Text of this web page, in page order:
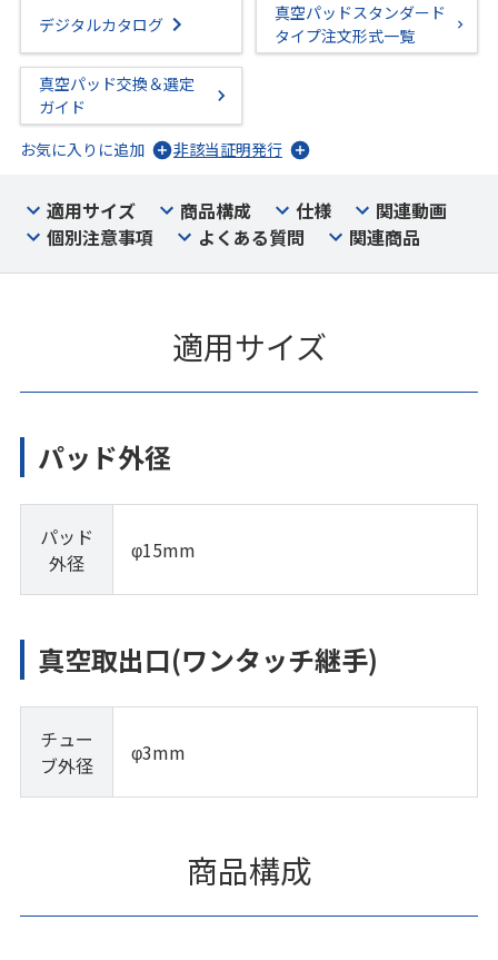
デジタルカタログ
真空パッドスタンダード
タイプ注文形式一覧
真空パッド交換＆選定
ガイド
お気に入りに追加
非該当証明発行
適用サイズ 商品構成 仕様
関連動画
個別注意事項
よくある質問 関連商品
適用サイズ
パッド外径
パッド
外径
φ15mm
真空取出口(ワンタッチ継手)
チュー
ブ外径
φ3mm
商品構成